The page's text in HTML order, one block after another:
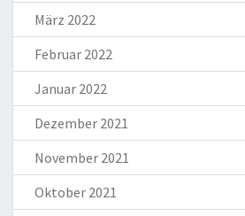
März 2022
Februar 2022
Januar 2022
Dezember 2021
November 2021
Oktober 2021